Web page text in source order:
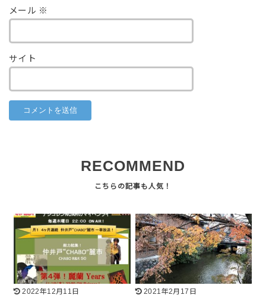
メール ※
サイト
RECOMMEND
2022年12月11日 2021年2月17日